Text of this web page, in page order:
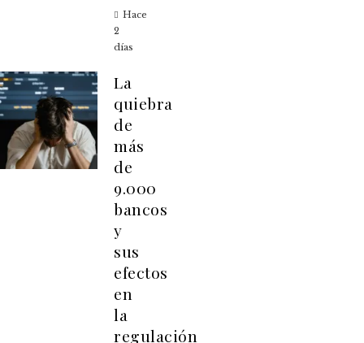
Hace
2
días
La
quiebra
de
más
de
9.000
bancos
y
sus
efectos
en
la
regulación